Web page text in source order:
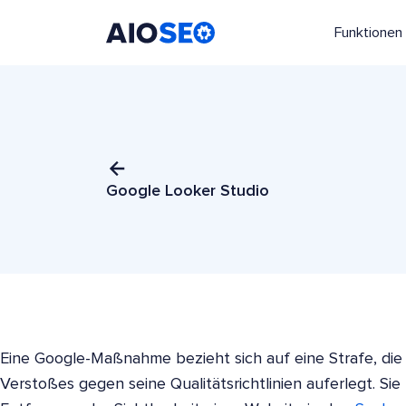
Funktionen
Google Looker Studio
Eine Google-Maßnahme bezieht sich auf eine Strafe,
Verstoßes gegen seine Qualitätsrichtlinien auferlegt.